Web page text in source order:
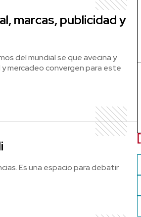
marcas, publicidad y
del mundial se que avecina y
y mercadeo convergen para este
Es una espacio para debatir